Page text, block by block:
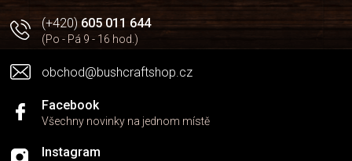
(+420)605 011 644
(Po - Pá 9 - 16 hod.)
obchod@bushcraftshop.cz
Facebook
Všechny novinky na jednom místě
Instagram